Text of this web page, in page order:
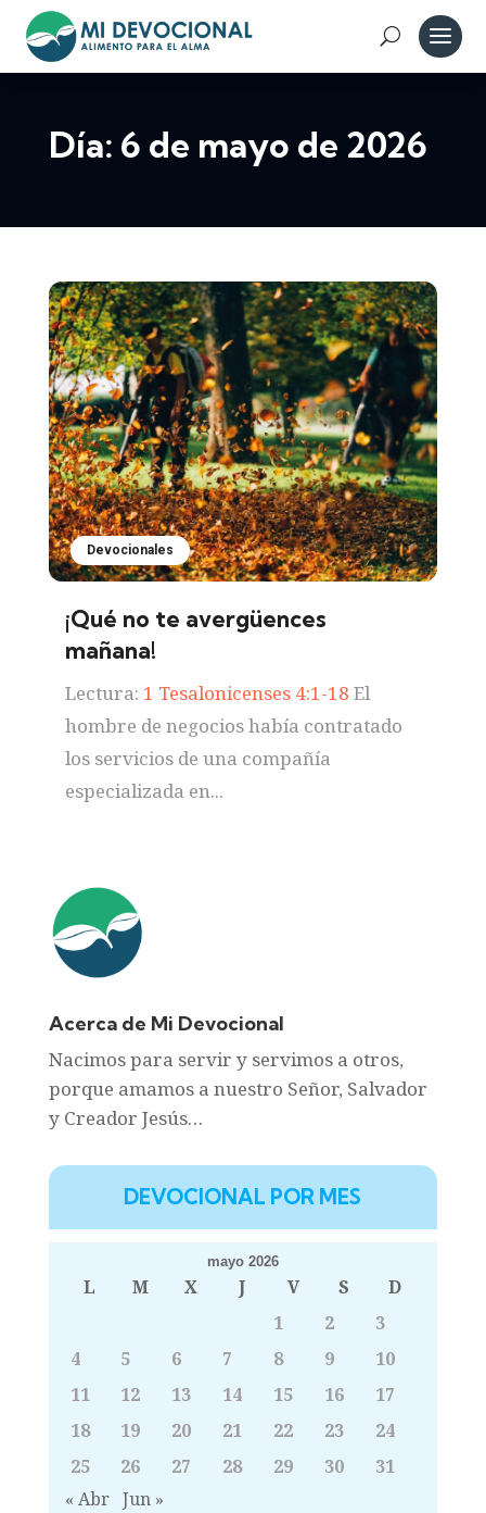
Día: 6 de mayo de 2026
Devocionales
¡Qué no te avergüences
mañana!
Lectura: 1 Tesalonicenses 4:1-18 El
hombre de negocios había contratado
los servicios de una compañía
especializada en...
Acerca de Mi Devocional
Nacimos para servir y servimos a otros,
porque amamos a nuestro Señor, Salvador
y Creador Jesús…
DEVOCIONAL POR MES
mayo 2026
L M X J V S
D
1
2
3
4
5 6 7 8 9
10
11
12 13 14 15 16
17
18
19 20 21 22 23
24
25
26 27 28 29 30
31
« Abr Jun »